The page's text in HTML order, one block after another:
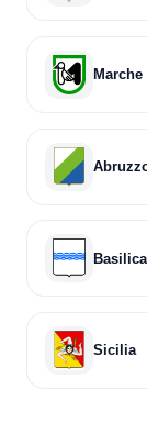
Marche
Sicilia